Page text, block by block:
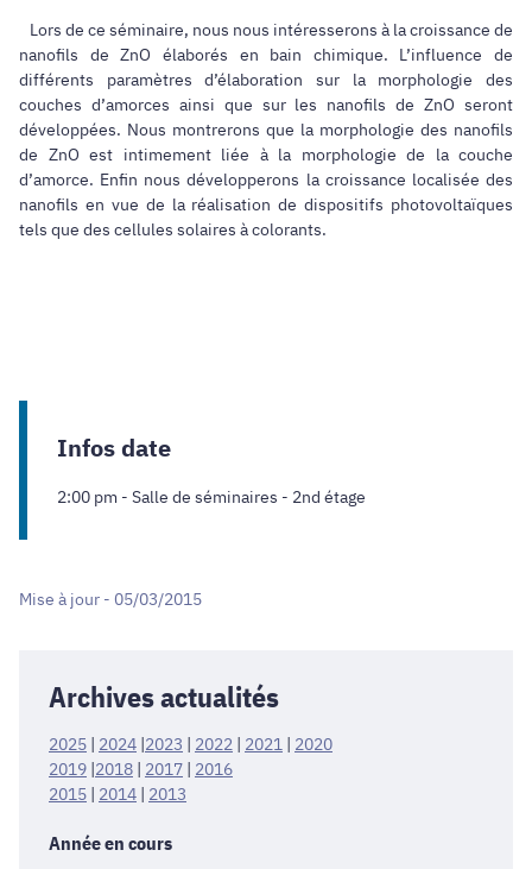
Lors de ce séminaire, nous nous intéresserons à la croissance de
nanofils de ZnO élaborés en bain chimique. L’influence de
différents paramètres d’élaboration sur la morphologie des
couches d’amorces ainsi que sur les nanofils de ZnO seront
développées. Nous montrerons que la morphologie des nanofils
de ZnO est intimement liée à la morphologie de la couche
d’amorce. Enfin nous développerons la croissance localisée des
nanofils en vue de la réalisation de dispositifs photovoltaïques
tels que des cellules solaires à colorants.
Infos date
2:00 pm - Salle de séminaires - 2nd étage
Mise à jour - 05/03/2015
Archives actualités
2025 | 2024 |2023 | 2022 | 2021 | 2020
2019 |2018 | 2017 | 2016
2015 | 2014 | 2013
Année en cours